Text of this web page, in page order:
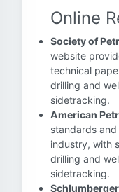
Online
Society of
website
technical
drilling and
sidetracking.
American
standards
industry, with
drilling and
sidetracking.